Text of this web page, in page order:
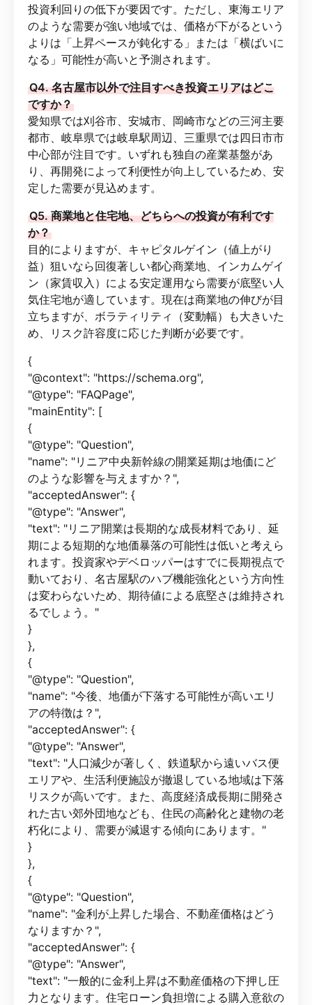
投資利回りの低下が要因です。ただし、東海エリア
のような需要が強い地域では、価格が下がるという
よりは「上昇ペースが鈍化する」または「横ばいに
なる」可能性が高いと予測されます。
Q4. 名古屋市以外で注目すべき投資エリアはどこ
ですか？
愛知県では刈谷市、安城市、岡崎市などの三河主要
都市、岐阜県では岐阜駅周辺、三重県では四日市市
中心部が注目です。いずれも独自の産業基盤があ
り、再開発によって利便性が向上しているため、安
定した需要が見込めます。
Q5. 商業地と住宅地、どちらへの投資が有利です
か？
目的によりますが、キャピタルゲイン（値上がり
益）狙いなら回復著しい都心商業地、インカムゲイ
ン（家賃収入）による安定運用なら需要が底堅い人
気住宅地が適しています。現在は商業地の伸びが目
立ちますが、ボラティリティ（変動幅）も大きいた
め、リスク許容度に応じた判断が必要です。
{
"@context": "https://schema.org",
"@type": "FAQPage",
"mainEntity": [
{
"@type": "Question",
"name": "リニア中央新幹線の開業延期は地価にど
のような影響を与えますか？",
"acceptedAnswer": {
"@type": "Answer",
"text": "リニア開業は長期的な成長材料であり、延
期による短期的な地価暴落の可能性は低いと考えら
れます。投資家やデベロッパーはすでに長期視点で
動いており、名古屋駅のハブ機能強化という方向性
は変わらないため、期待値による底堅さは維持され
るでしょう。"
}
},
{
"@type": "Question",
"name": "今後、地価が下落する可能性が高いエリ
アの特徴は？",
"acceptedAnswer": {
"@type": "Answer",
"text": "人口減少が著しく、鉄道駅から遠いバス便
エリアや、生活利便施設が撤退している地域は下落
リスクが高いです。また、高度経済成長期に開発さ
れた古い郊外団地なども、住民の高齢化と建物の老
朽化により、需要が減退する傾向にあります。"
}
},
{
"@type": "Question",
"name": "金利が上昇した場合、不動産価格はどう
なりますか？",
"acceptedAnswer": {
"@type": "Answer",
"text": "一般的に金利上昇は不動産価格の下押し圧
力となります。住宅ローン負担増による購入意欲の